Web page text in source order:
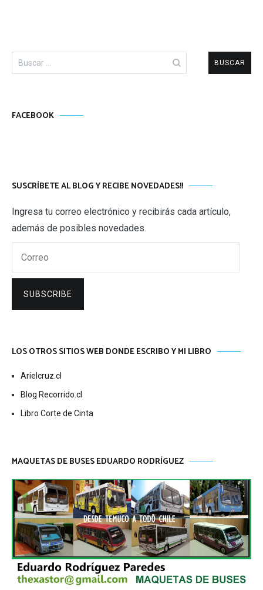
FACEBOOK
SUSCRÍBETE AL BLOG Y RECIBE NOVEDADES!!
Ingresa tu correo electrónico y recibirás cada artículo,
además de posibles novedades.
SUBSCRIBE
LOS OTROS SITIOS WEB DONDE ESCRIBO Y MI LIBRO
Arielcruz.cl
Blog Recorrido.cl
Libro Corte de Cinta
MAQUETAS DE BUSES EDUARDO RODRÍGUEZ